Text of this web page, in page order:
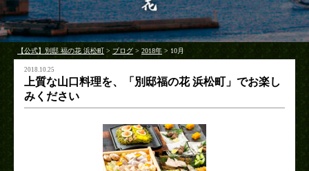
【公式】別邸 福の花 浜松町 > ブログ > 2018年 > 10月
2018.10.25
上質な山口料理を、「別邸福の花 浜松町」でお楽し
みください